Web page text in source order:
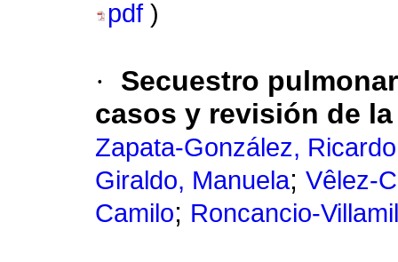
pdf )
·
Secuestro
casos y revisión de
Zapata-González, Ricardo
Giraldo, Manuela; Vêlez-
Camilo; Roncancio-